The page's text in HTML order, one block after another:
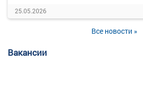
25.05.2026
Все новости »
Вакансии